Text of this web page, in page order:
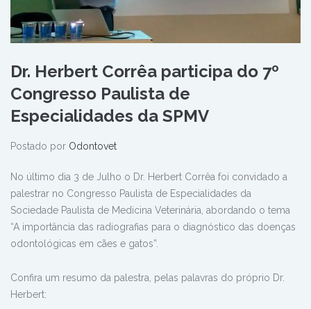
Dr. Herbert Corrêa participa do 7º
Congresso Paulista de
Especialidades da SPMV
Postado por Odontovet
No último dia 3 de Julho o Dr. Herbert Corrêa foi convidado a
palestrar no Congresso Paulista de Especialidades da
Sociedade Paulista de Medicina Veterinária, abordando o tema
“A importância das radiografias para o diagnóstico das doenças
odontológicas em cães e gatos”.
Confira um resumo da palestra, pelas palavras do próprio Dr.
Herbert: